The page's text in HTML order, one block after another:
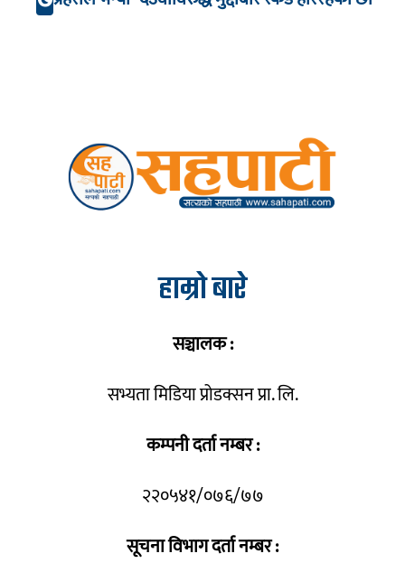
हाम्रो बारे
सञ्चालक :
सभ्यता मिडिया प्रोडक्सन प्रा. लि.
कम्पनी दर्ता नम्बर :
२२०५४१/०७६/७७
सूचना विभाग दर्ता नम्बर :